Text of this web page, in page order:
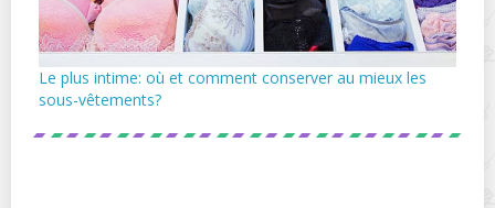
Le plus intime: où et comment conserver au mieux les
sous-vêtements?